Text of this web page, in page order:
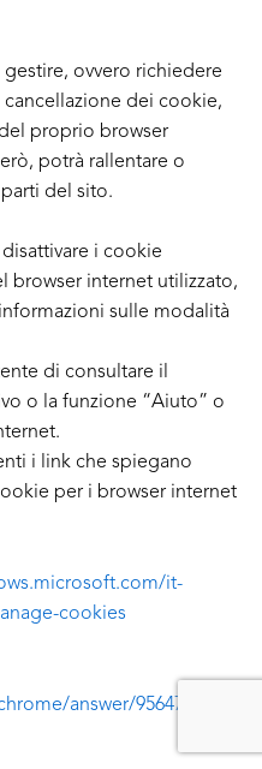
ovvero richiedere
cancellazione dei cookie,
proprio browser
potrà rallentare o
del sito.
i cookie
browser internet utilizzato,
sulle modalità
di consultare il
o la funzione “Aiuto” o
i link che spiegano
per i browser internet
it-
cookies
answer/95647